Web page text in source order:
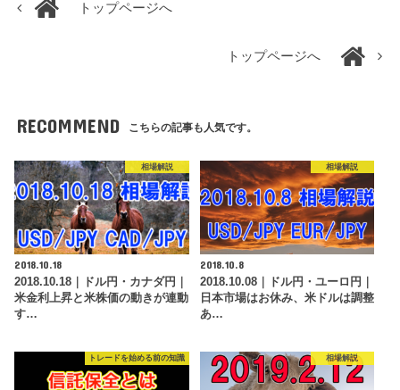
トップページへ
トップページへ
RECOMMEND こちらの記事も人気です。
相場解説
2018.10.18
2018.10.18｜ドル円・カナダ円｜
米金利上昇と米株価の動きが連動
す…
相場解説
2018.10.8
2018.10.08｜ドル円・ユーロ円｜
日本市場はお休み、米ドルは調整
あ…
トレードを始める前の知識 相場解説